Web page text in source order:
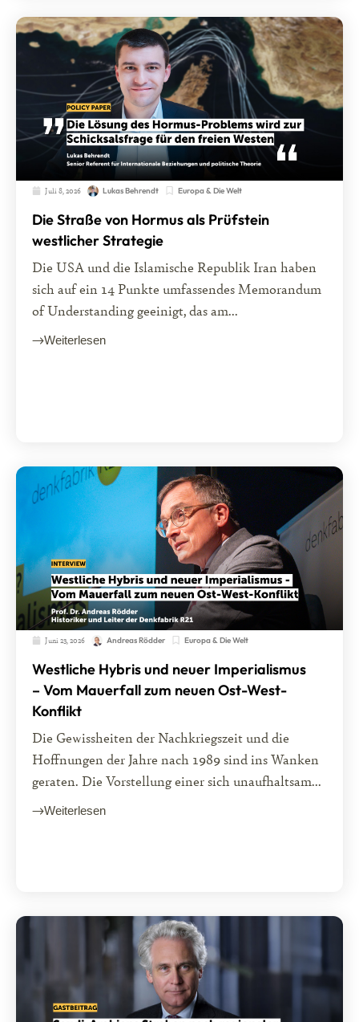
Juli 8, 2026 Lukas Behrendt Europa & Die Welt
Die Straße von Hormus als Prüfstein
westlicher Strategie
Die USA und die Islamische Republik Iran haben
sich auf ein 14 Punkte umfassendes Memorandum
of Understanding geeinigt, das am...
Weiterlesen
Juni 23, 2026 Andreas Rödder Europa & Die Welt
Westliche Hybris und neuer Imperialismus
– Vom Mauerfall zum neuen Ost-West-
Konflikt
Die Gewissheiten der Nachkriegszeit und die
Hoffnungen der Jahre nach 1989 sind ins Wanken
geraten. Die Vorstellung einer sich unaufhaltsam...
Weiterlesen